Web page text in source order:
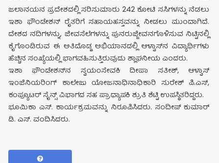
ಜಲಾನಯನ ಪ್ರದೇಶದಲ್ಲಿ ಸರಿಸುಮಾರು 242 ಕೋಟಿ ಸಸಿಗಳನ್ನು ನೆಡಲು
ಇಶಾ ಫೌಂಡೇಶನ್ ರೈತರಿಗೆ ಸಹಾಯಹಸ್ತವನ್ನು ನೀಡಲು ಮುಂದಾಗಿದೆ.
ದೇಶದ ನದಿಗಳನ್ನು, ಜೀವಸೆಲೆಗಳನ್ನು ಪುನರುಜ್ಜೀವನಗೊಳಿಸುವ ನಿಟ್ಟಿನಲ್ಲಿ
ಕೈಗೊಂಡಿರುವ ಈ ಅತಿದೊಡ್ಡ ಅಭಿಯಾನದಲ್ಲಿ ಆಳ್ವಾಸ್‍ನ ವಿದ್ಯಾರ್ಥಿಗಳು
ಹೆಚ್ಚಿನ ಸಂಖ್ಯೆಯಲ್ಲಿ ಭಾಗವಹಿಸುತ್ತಿರುವುದು ಶ್ಲಾಘನೀಯ ಎಂದರು.
ಇಶಾ ಫೌಂಡೇಶನ್‍ನ ಸ್ವಯಂಸೇವಕಿ ದೀಪಾ ಸತೀಶ್, ಆಳ್ವಾಸ್
ಇಂಜಿನಿಯರಿಂಗ್ ಕಾಲೇಜು ಯೋಜನಾಧಿನಾಧಿಕಾರಿ ಸುರೇಶ್ ಪಿ.ಎಸ್,
ಕಂಪ್ಯೂಟರ್ ಸೈನ್ಸ್ ವಿಭಾಗದ ಸಹ ಪ್ರಾಧ್ಯಾಪಕಿ ಶ್ರುತಿ ಶೆಟ್ಟಿ ಉಪಸ್ಥಿತರಿದ್ದರು.
ಭೂಮಿಕಾ ಎಸ್. ಕಾರ್ಯಕ್ರಮವನ್ನು ನಿರೂಪಿಸಿದರು. ಸಂದೀಪ್ ಕುಮಾರ್
ಡಿ. ಎಸ್. ವಂದಿಸಿದರು.